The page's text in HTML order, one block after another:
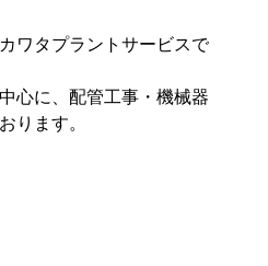
ワタプラントサービスで
心に、配管工事・機械器
ります。